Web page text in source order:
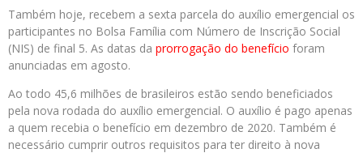
Também hoje, recebem a sexta parcela do auxílio emergencial os
participantes no Bolsa Família com Número de Inscrição Social
(NIS) de final 5. As datas da prorrogação do benefício foram
anunciadas em agosto.
Ao todo 45,6 milhões de brasileiros estão sendo beneficiados
pela nova rodada do auxílio emergencial. O auxílio é pago apenas
a quem recebia o benefício em dezembro de 2020. Também é
necessário cumprir outros requisitos para ter direito à nova